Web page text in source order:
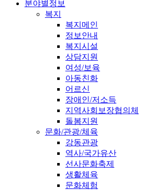
분야별정보
복지
복지메인
정보안내
복지시설
상담지원
여성/보육
아동친화
어르신
장애인/저소득
지역사회보장협의체
돌봄지원
문화/관광/체육
강동관광
역사/국가유산
선사문화축제
생활체육
문화체험